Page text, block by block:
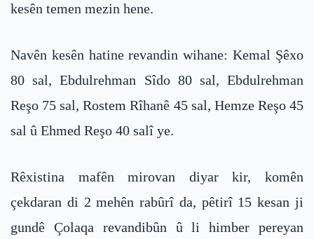
kesên temen mezin hene.
Navên kesên hatine revandin wihane: Kemal Şêxo
80 sal, Ebdulrehman Sîdo 80 sal, Ebdulrehman
Reşo 75 sal, Rostem Rîhanê 45 sal, Hemze Reşo 45
sal û Ehmed Reşo 40 salî ye.
Rêxistina mafên mirovan diyar kir, komên
çekdaran di 2 mehên rabûrî da, pêtirî 15 kesan ji
gundê Çolaqa revandibûn û li himber pereyan